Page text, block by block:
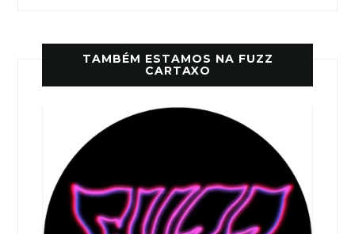
TAMBÉM ESTAMOS NA FUZZ
CARTAXO